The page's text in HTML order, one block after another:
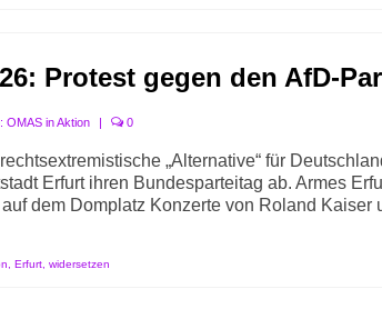
Protest gegen den AfD-
OMAS in Aktion | 0
„Alternative“ für
Erfurt ihren Bundesparteitag ab. Armes
dem Domplatz Konzerte von Roland
Erfurt widersetzen